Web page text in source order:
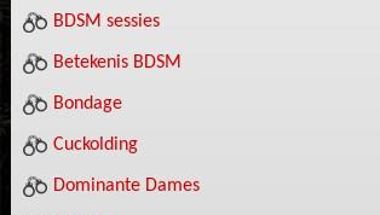
BDSM sessies
Betekenis BDSM
Bondage
Cuckolding
Dominante Dames